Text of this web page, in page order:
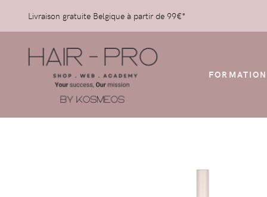
Livraison gratuite Belgique à partir de 99€*